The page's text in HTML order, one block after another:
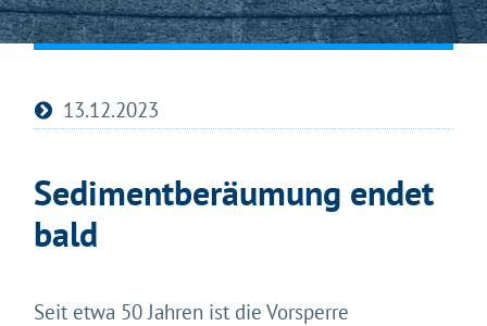
13.12.2023
Sedimentberäumung endet
bald
Seit etwa 50 Jahren ist die Vorsperre